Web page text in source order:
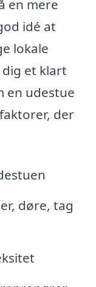
en mere
idé at
lokale
et klart
en udestue
der
døre, tag